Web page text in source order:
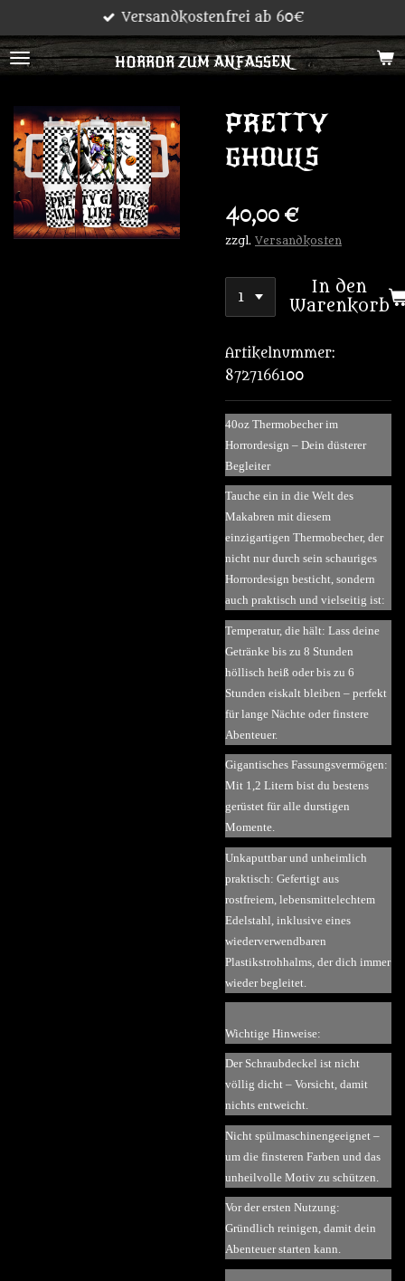
Hauptinhalt
springen
HORROR ZUM ANFASSEN
Versandkostenfrei ab 60€
PRETTY
GHOULS
40,00 €
zzgl. Versandkosten
In den
Warenkorb
Artikelnummer:
8727166100
40oz Thermobecher im
Horrordesign – Dein düsterer
Begleiter
Tauche ein in die Welt des
Makabren mit diesem
einzigartigen Thermobecher, der
nicht nur durch sein schauriges
Horrordesign besticht, sondern
auch praktisch und vielseitig ist:
Temperatur, die hält: Lass deine
Getränke bis zu 8 Stunden
höllisch heiß oder bis zu 6
Stunden eiskalt bleiben – perfekt
für lange Nächte oder finstere
Abenteuer.
Gigantisches Fassungsvermögen:
Mit 1,2 Litern bist du bestens
gerüstet für alle durstigen
Momente.
Unkaputtbar und unheimlich
praktisch: Gefertigt aus
rostfreiem, lebensmittelechtem
Edelstahl, inklusive eines
wiederverwendbaren
Plastikstrohhalms, der dich immer
wieder begleitet.
Wichtige Hinweise:
Der Schraubdeckel ist nicht
völlig dicht – Vorsicht, damit
nichts entweicht.
Nicht spülmaschinengeeignet –
um die finsteren Farben und das
unheilvolle Motiv zu schützen.
Vor der ersten Nutzung:
Gründlich reinigen, damit dein
Abenteuer starten kann.